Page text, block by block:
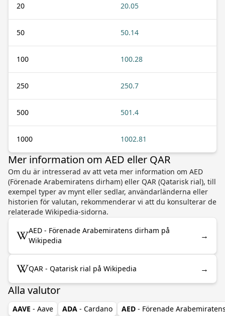
20 20.05
50 50.14
100 100.28
250 250.7
500 501.4
1000 1002.81
Mer information om AED eller QAR
Om du är intresserad av att veta mer information om AED
(Förenade Arabemiratens dirham) eller QAR (Qatarisk rial), till
exempel typer av mynt eller sedlar, användarländerna eller
historien för valutan, rekommenderar vi att du konsulterar de
relaterade Wikipedia-sidorna.
AED - Förenade Arabemiratens dirham på
Wikipedia
→
QAR - Qatarisk rial på Wikipedia →
Alla valutor
AAVE - Aave ADA - Cardano AED - Förenade